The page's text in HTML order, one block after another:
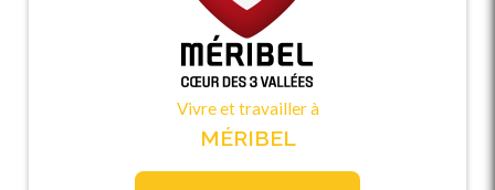
Vivre et travailler à
MÉRIBEL